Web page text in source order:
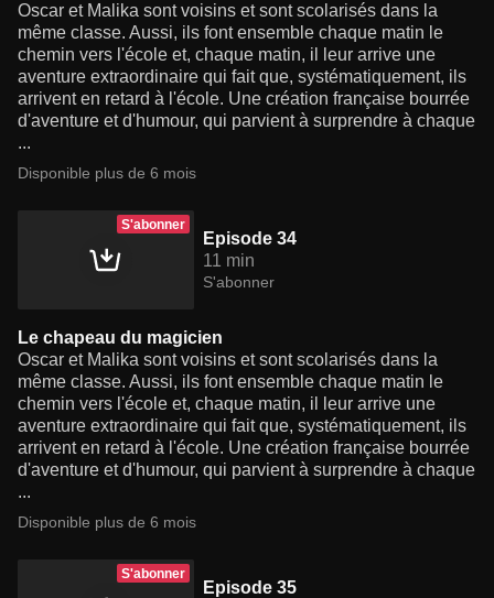
Oscar et Malika sont voisins et sont scolarisés dans la
même classe. Aussi, ils font ensemble chaque matin le
chemin vers l'école et, chaque matin, il leur arrive une
aventure extraordinaire qui fait que, systématiquement, ils
arrivent en retard à l'école. Une création française bourrée
d'aventure et d'humour, qui parvient à surprendre à chaque
...
Disponible plus de 6 mois
S'abonner
Episode 34
11 min
S'abonner
Le chapeau du magicien
Oscar et Malika sont voisins et sont scolarisés dans la
même classe. Aussi, ils font ensemble chaque matin le
chemin vers l'école et, chaque matin, il leur arrive une
aventure extraordinaire qui fait que, systématiquement, ils
arrivent en retard à l'école. Une création française bourrée
d'aventure et d'humour, qui parvient à surprendre à chaque
...
Disponible plus de 6 mois
S'abonner
Episode 35